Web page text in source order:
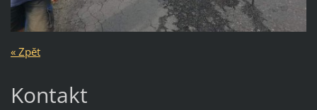
« Zpět
Kontakt